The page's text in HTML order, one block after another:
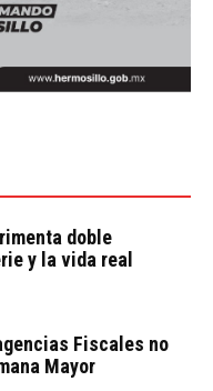
doble
y la vida real
Fiscales no
Mayor